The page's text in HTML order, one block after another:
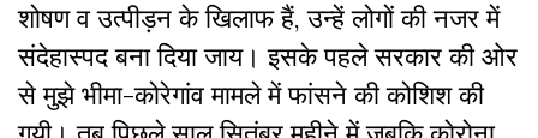
शोषण व उत्पीड़न के खिलाफ हैं, उन्हें लोगों की नजर में
संदेहास्पद बना दिया जाय। इसके पहले सरकार की ओर
से मुझे भीमा-कोरेगांव मामले में फांसने की कोशिश की